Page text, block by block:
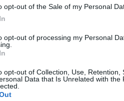
opt-out of the Sale of my Personal
opt-out of processing my Personal
opt-out of Collection, Use, Retention,
Data that Is Unrelated with the